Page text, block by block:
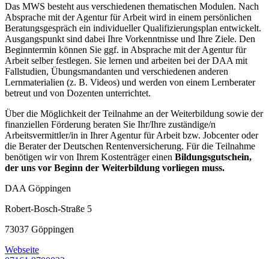
Das MWS besteht aus verschiedenen thematischen Modulen. Nach
Absprache mit der Agentur für Arbeit wird in einem persönlichen
Beratungsgespräch ein individueller Qualifizierungsplan entwickelt.
Ausgangspunkt sind dabei Ihre Vorkenntnisse und Ihre Ziele. Den
Beginntermin können Sie ggf. in Absprache mit der Agentur für
Arbeit selber festlegen. Sie lernen und arbeiten bei der DAA mit
Fallstudien, Übungsmandanten und verschiedenen anderen
Lernmaterialien (z. B. Videos) und werden von einem Lernberater
betreut und von Dozenten unterrichtet.
Über die Möglichkeit der Teilnahme an der Weiterbildung sowie der
finanziellen Förderung beraten Sie Ihr/Ihre zuständige/n
Arbeitsvermittler/in in Ihrer Agentur für Arbeit bzw. Jobcenter oder
die Berater der Deutschen Rentenversicherung. Für die Teilnahme
benötigen wir von Ihrem Kostenträger einen Bildungsgutschein,
der uns vor Beginn der Weiterbildung vorliegen muss.
DAA Göppingen
Robert-Bosch-Straße 5
73037 Göppingen
Webseite